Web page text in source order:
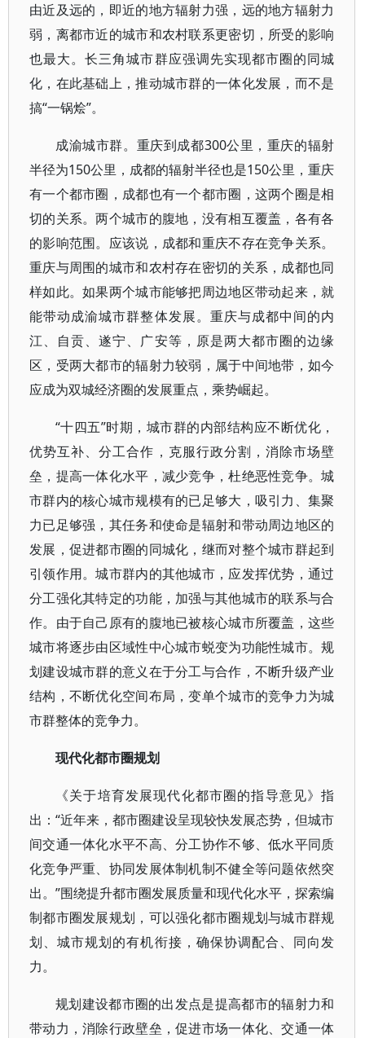
由近及远的，即近的地方辐射力强，远的地方辐射力
弱，离都市近的城市和农村联系更密切，所受的影响
也最大。长三角城市群应强调先实现都市圈的同城
化，在此基础上，推动城市群的一体化发展，而不是
搞“一锅烩”。
成渝城市群。重庆到成都300公里，重庆的辐射
半径为150公里，成都的辐射半径也是150公里，重庆
有一个都市圈，成都也有一个都市圈，这两个圈是相
切的关系。两个城市的腹地，没有相互覆盖，各有各
的影响范围。应该说，成都和重庆不存在竞争关系。
重庆与周围的城市和农村存在密切的关系，成都也同
样如此。如果两个城市能够把周边地区带动起来，就
能带动成渝城市群整体发展。重庆与成都中间的内
江、自贡、遂宁、广安等，原是两大都市圈的边缘
区，受两大都市的辐射力较弱，属于中间地带，如今
应成为双城经济圈的发展重点，乘势崛起。
“十四五”时期，城市群的内部结构应不断优化，
优势互补、分工合作，克服行政分割，消除市场壁
垒，提高一体化水平，减少竞争，杜绝恶性竞争。城
市群内的核心城市规模有的已足够大，吸引力、集聚
力已足够强，其任务和使命是辐射和带动周边地区的
发展，促进都市圈的同城化，继而对整个城市群起到
引领作用。城市群内的其他城市，应发挥优势，通过
分工强化其特定的功能，加强与其他城市的联系与合
作。由于自己原有的腹地已被核心城市所覆盖，这些
城市将逐步由区域性中心城市蜕变为功能性城市。规
划建设城市群的意义在于分工与合作，不断升级产业
结构，不断优化空间布局，变单个城市的竞争力为城
市群整体的竞争力。
现代化都市圈规划
《关于培育发展现代化都市圈的指导意见》指
出：“近年来，都市圈建设呈现较快发展态势，但城市
间交通一体化水平不高、分工协作不够、低水平同质
化竞争严重、协同发展体制机制不健全等问题依然突
出。”围绕提升都市圈发展质量和现代化水平，探索编
制都市圈发展规划，可以强化都市圈规划与城市群规
划、城市规划的有机衔接，确保协调配合、同向发
力。
规划建设都市圈的出发点是提高都市的辐射力和
带动力，消除行政壁垒，促进市场一体化、交通一体